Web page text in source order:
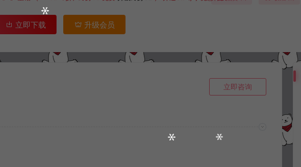
立即下载 升级会员
立即咨询